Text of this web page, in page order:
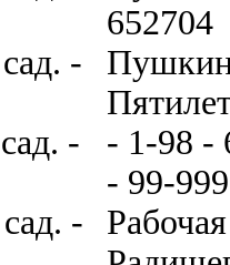
-
-
-
652704
- 1-98 -
- 99-